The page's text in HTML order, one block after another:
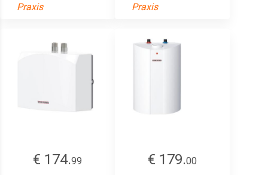
Praxis Praxis
€ 174.99 € 179.00